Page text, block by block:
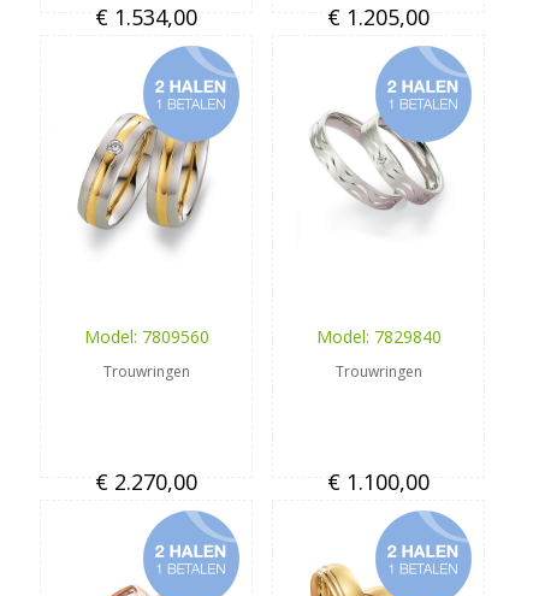
€ 1.534,00 € 1.205,00
Model: 7809560
Trouwringen
€ 2.270,00
Model: 7829840
Trouwringen
€ 1.100,00